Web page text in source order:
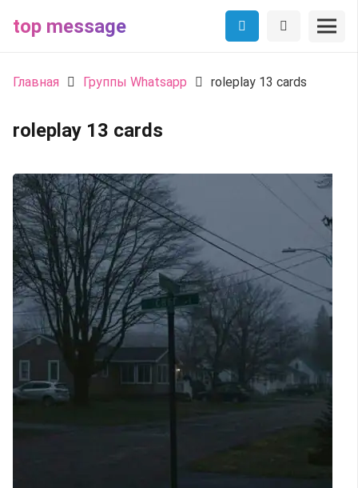
top message
Главная Группы Whatsapp roleplay 13 cards
roleplay 13 cards